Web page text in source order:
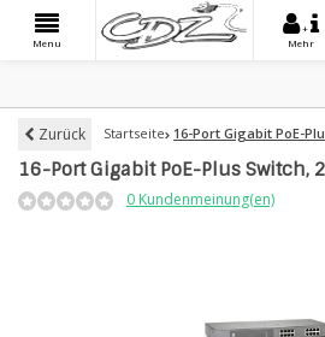
Menu
+
Mehr
Zurück Startseite 16-Port Gigabit PoE-
16-Port Gigabit PoE-Plus Switch,
0 Kundenmeinung(en)